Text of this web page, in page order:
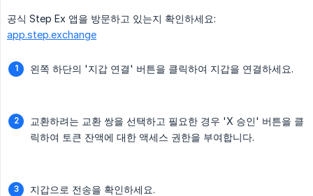
공식 Step Ex 앱을 방문하고 있는지 확인하세요:
app.step.exchange
왼쪽 하단의 '지갑 연결' 버튼을 클릭하여 지갑을 연결하세요.
교환하려는 교환 쌍을 선택하고 필요한 경우 'X 승인' 버튼을 클
릭하여 토큰 잔액에 대한 액세스 권한을 부여합니다.
지갑으로 전송을 확인하세요.